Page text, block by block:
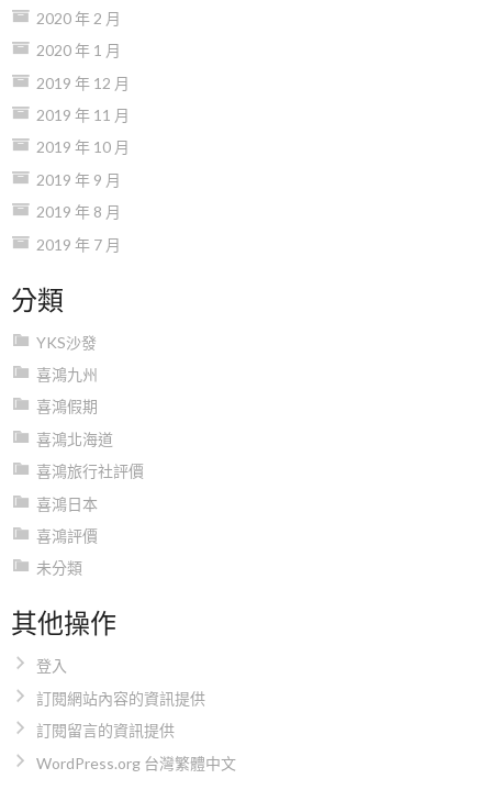
2020 年 2 月
2020 年 1 月
2019 年 12 月
2019 年 11 月
2019 年 10 月
2019 年 9 月
2019 年 8 月
2019 年 7 月
分類
YKS沙發
喜鴻九州
喜鴻假期
喜鴻北海道
喜鴻旅行社評價
喜鴻日本
喜鴻評價
未分類
其他操作
登入
訂閱網站內容的資訊提供
訂閱留言的資訊提供
WordPress.org 台灣繁體中文